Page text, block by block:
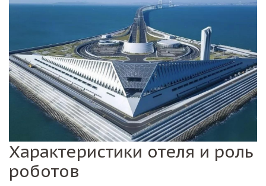
Характеристики отеля и роль
роботов